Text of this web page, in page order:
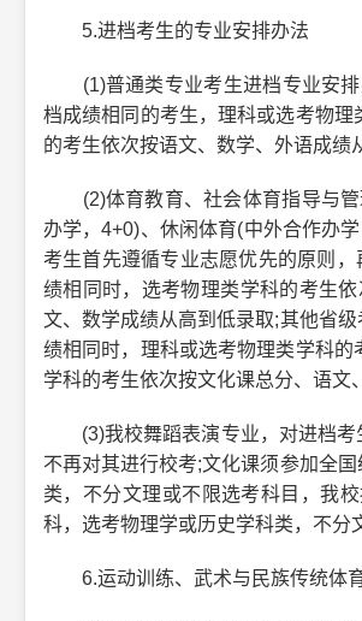
5.进档考生的专业安排办法
(1)普通类专业考生进档专业安排
档成绩相同的考生，理科或选考物
的考生依次按语文、数学、外语成绩
(2)体育教育、社会体育指导与管
办学，4+0)、休闲体育(中外合作办
考生首先遵循专业志愿优先的原则
绩相同时，选考物理类学科的考生
文、数学成绩从高到低录取;其他省
绩相同时，理科或选考物理类学科
学科的考生依次按文化课总分、语文
(3)我校舞蹈表演专业，对进档考
不再对其进行校考;文化课须参加全
类，不分文理或不限选考科目，我
科，选考物理学或历史学科类，不分
6.运动训练、武术与民族传统体